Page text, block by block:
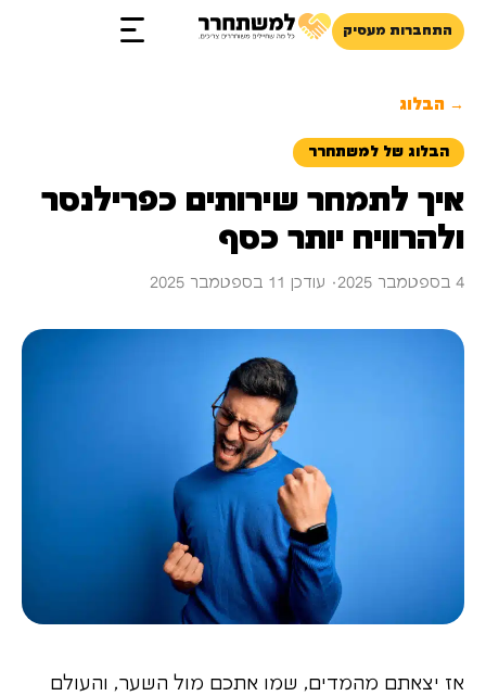
התחברות מעסיק
→ הבלוג
הבלוג של למשתחרר
איך לתמחר שירותים כפרילנסר
ולהרוויח יותר כסף
4 בספטמבר 2025 · עודכן 11 בספטמבר 2025
אז יצאתם מהמדים, שמו אתכם מול השער, והעולם